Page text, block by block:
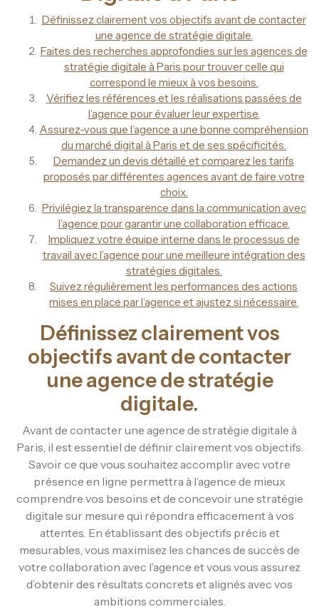
Définissez clairement vos objectifs avant de contacter
une agence de stratégie digitale.
Faites des recherches approfondies sur les agences de
stratégie digitale à Paris pour trouver celle qui
correspond le mieux à vos besoins.
Vérifiez les références et les réalisations passées de
l’agence pour évaluer leur expertise.
Assurez-vous que l’agence a une bonne compréhension
du marché digital à Paris et de ses spécificités.
Demandez un devis détaillé et comparez les tarifs
proposés par différentes agences avant de faire votre
choix.
Privilégiez la transparence dans la communication avec
l’agence pour garantir une collaboration efficace.
Impliquez votre équipe interne dans le processus de
travail avec l’agence pour une meilleure intégration des
stratégies digitales.
Suivez régulièrement les performances des actions
mises en place par l’agence et ajustez si nécessaire.
Définissez clairement vos
objectifs avant de contacter
une agence de stratégie
digitale.
Avant de contacter une agence de stratégie digitale à
Paris, il est essentiel de définir clairement vos objectifs.
Savoir ce que vous souhaitez accomplir avec votre
présence en ligne permettra à l’agence de mieux
comprendre vos besoins et de concevoir une stratégie
digitale sur mesure qui répondra efficacement à vos
attentes. En établissant des objectifs précis et
mesurables, vous maximisez les chances de succès de
votre collaboration avec l’agence et vous vous assurez
d’obtenir des résultats concrets et alignés avec vos
ambitions commerciales.